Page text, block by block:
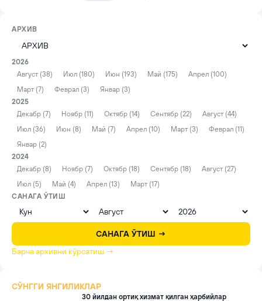
АРХИВ
2026
Август (38)
Июл (180) Июн (193) Май (175)
Апрел (100)
Март (7)
Феврал (3)
Январ (3)
2025
Декабр (7)
Ноябр (11) Октябр (14) Сентябр (22)
Август (44)
Июл (36)
Июн (8) Май (7) Апрел (10) Март (3)
Феврал (11)
Январ (2)
2024
Декабр (8)
Ноябр (7) Октябр (18) Сентябр (18)
Август (27)
Июл (5)
Май (4) Апрел (13)
Март (17)
САНАГА ЎТИШ
САНАГА ЎТИШ →
Барча архивни кўрсатиш →
СЎНГГИ ЯНГИЛИКЛАР
30 йилдан ортиқ хизмат қилган ҳарбийлар